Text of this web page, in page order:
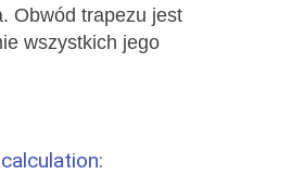
Obwód trapezu jest
wszystkich jego